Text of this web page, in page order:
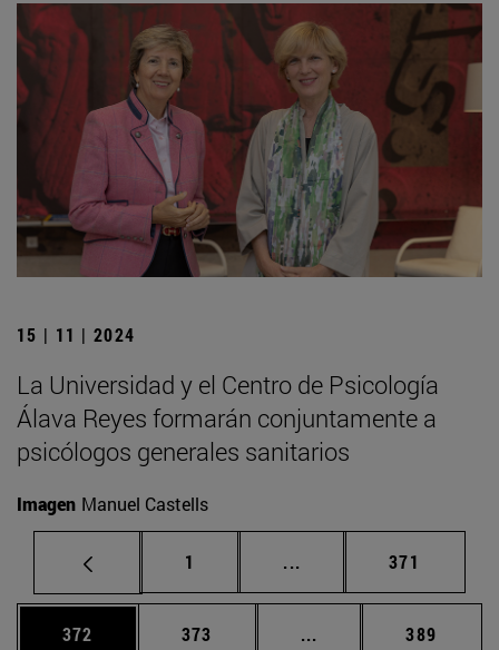
15 | 11 | 2024
La Universidad y el Centro de Psicología
Álava Reyes formarán conjuntamente a
psicólogos generales sanitarios
Imagen Manuel Castells
Página
1 ... Páginas intermedias
Página
371
Página
372 Página
373 ... Páginas intermedias
Página
389